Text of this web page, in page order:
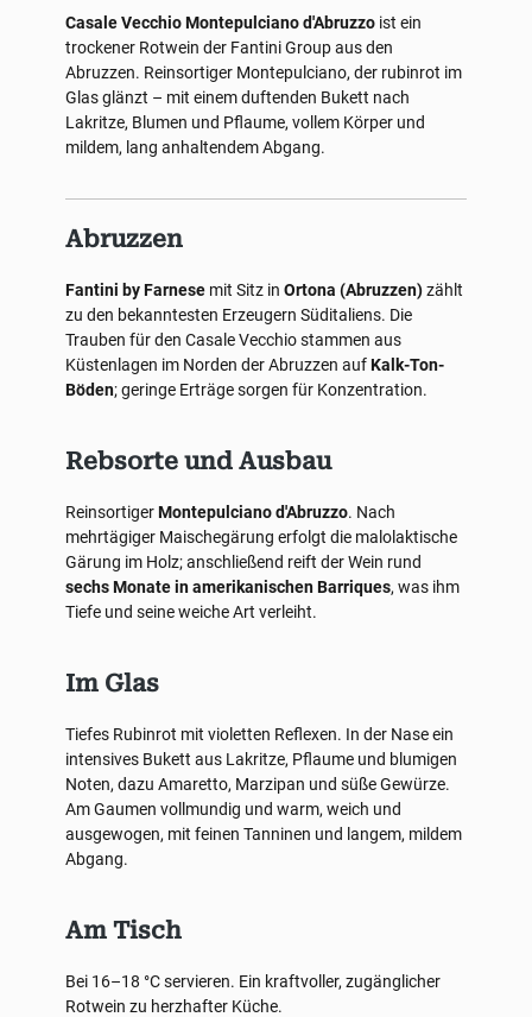
Casale Vecchio Montepulciano d'Abruzzo ist ein
trockener Rotwein der Fantini Group aus den
Abruzzen. Reinsortiger Montepulciano, der rubinrot im
Glas glänzt – mit einem duftenden Bukett nach
Lakritze, Blumen und Pflaume, vollem Körper und
mildem, lang anhaltendem Abgang.
Abruzzen
Fantini by Farnese mit Sitz in Ortona (Abruzzen)zählt
zu den bekanntesten Erzeugern Süditaliens. Die
Trauben für den Casale Vecchio stammen aus
Küstenlagen im Norden der Abruzzen aufKalk-Ton-
Böden; geringe Erträge sorgen für Konzentration.
Rebsorte und Ausbau
ReinsortigerMontepulciano d'Abruzzo. Nach
mehrtägiger Maischegärung erfolgt die malolaktische
Gärung im Holz; anschließend reift der Wein rund
sechs Monate in amerikanischen Barriques, was ihm
Tiefe und seine weiche Art verleiht.
Im Glas
Tiefes Rubinrot mit violetten Reflexen. In der Nase ein
intensives Bukett aus Lakritze, Pflaume und blumigen
Noten, dazu Amaretto, Marzipan und süße Gewürze.
Am Gaumen vollmundig und warm, weich und
ausgewogen, mit feinen Tanninen und langem, mildem
Abgang.
Am Tisch
Bei 16–18 °C servieren. Ein kraftvoller, zugänglicher
Rotwein zu herzhafter Küche.